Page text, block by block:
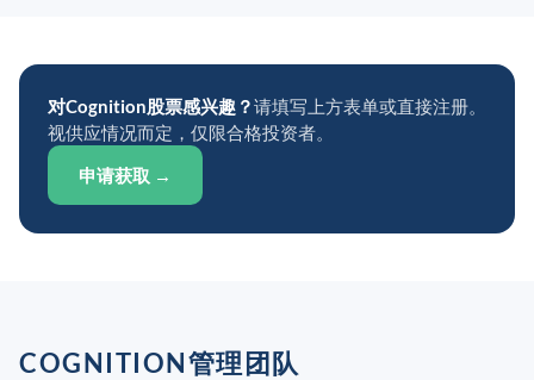
对Cognition股票感兴趣？请填写上方表单或直接注册。
视供应情况而定，仅限合格投资者。
申请获取 →
COGNITION管理团队